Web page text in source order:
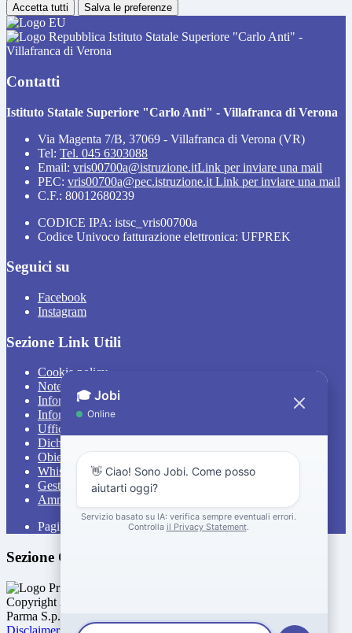
Accetta tutti Salva le preferenze
Istituto Statale Superiore "Carlo Anti" -
Villafranca di Verona
Contatti
Istituto Statale Superiore "Carlo Anti" - Villafranca di Verona
Via Magenta 7/B, 37069 - Villafranca di Verona (VR)
Tel: Tel. 045 6303088
Email: vris00700a@istruzione.itLink per inviare una mail
PEC: vris00700a@pec.istruzione.it Link per inviare una mail
C.F.: 80012680239
CODICE IPA: istsc_vris00700a
Codice Univoco fatturazione elettronica: UFPREK
Seguici su
Facebook
Instagram
Sezione Link Utili
Cookie policy
Note legali
Informativa Privacy
Informativa Privacy chatbot Jobi
Ufficio Relazioni con il Pubblico
Dichiarazione di accessibilità
Obiettivi di accessibilità
Whistleblowing
Gestione consensi cookie
Amministrazione trasparente
Pagina visualizzata6452volte
Sezione Copyright
Copyright 2026 | Engineered and powered by Gruppo Spaggiari
Parma S.p.A. | Divisione Publishing & New Social Media
Disclaimer trattamento dati personali